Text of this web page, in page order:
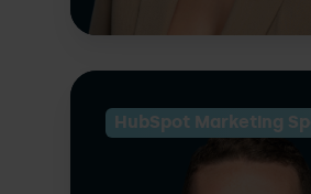
HubSpot Marketing